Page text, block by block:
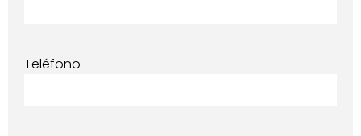
Teléfono